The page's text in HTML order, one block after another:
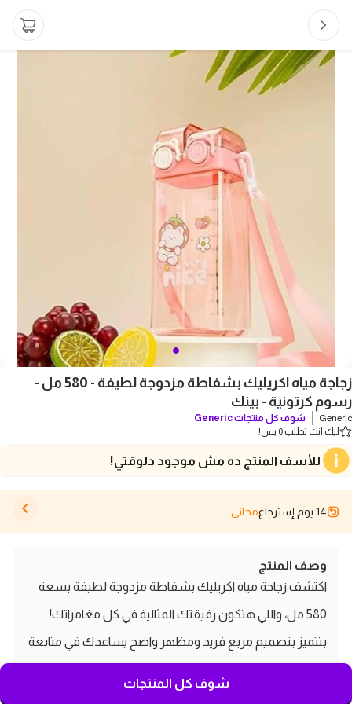
زجاجة مياه اكريليك بشفاطة مزدوجة لطيفة - 580 مل -
رسوم كرتونية - بينك
Generic شوف كل منتجاتGeneric
ليك انك تطلب 0 بس!
للأسف المنتج ده مش موجود دلوقتي!
14 يوم إسترجاع مجاني
وصف المنتج
اكتشف زجاجة مياه اكريليك بشفاطة مزدوجة لطيفة بسعة
580 مل، واللي هتكون رفيقتك المثالية في كل مغامراتك!
بتتميز بتصميم مربع فريد ومظهر واضح يساعدك في متابعة
شوف كل المنتجات